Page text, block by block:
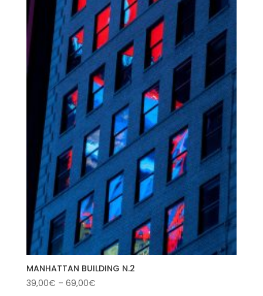
MANHATTAN BUILDING N.2
39,00€ – 69,00€